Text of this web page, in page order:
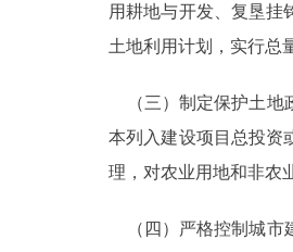
用耕地与开发、复垦挂
土地利用计划，实行总
（三）制定保护土地
本列入建设项目总投资
理，对农业用地和非农
（四）严格控制城市